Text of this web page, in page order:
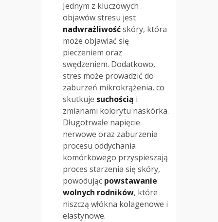
Jednym z kluczowych
objawów stresu jest
nadwrażliwośćskóry, która
może objawiać się
pieczeniem oraz
swędzeniem. Dodatkowo,
stres może prowadzić do
zaburzeń mikrokrążenia, co
skutkuje suchością i
zmianami kolorytu naskórka.
Długotrwałe napięcie
nerwowe oraz zaburzenia
procesu oddychania
komórkowego przyspieszają
proces starzenia się skóry,
powodując powstawanie
wolnych rodników, które
niszczą włókna kolagenowe i
elastynowe.